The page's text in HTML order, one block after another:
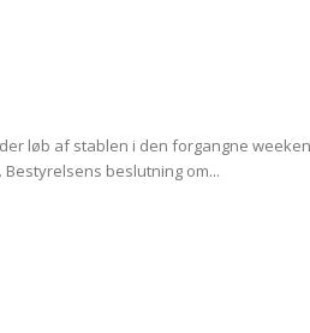
løb af stablen i den forgangne
beslutning om...